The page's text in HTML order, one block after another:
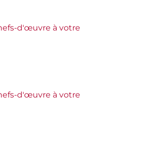
d'œuvre à votre
d'œuvre à votre